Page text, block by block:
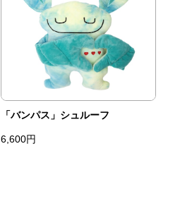
「バンパス」シュルーフ
6,600円